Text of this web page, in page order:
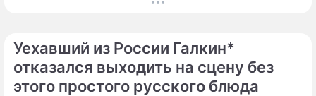
Болгарии неожиданно омрачился тяжелыми
переживаниями.
Уехавший из России Галкин*
отказался выходить на сцену без
этого простого русского блюда